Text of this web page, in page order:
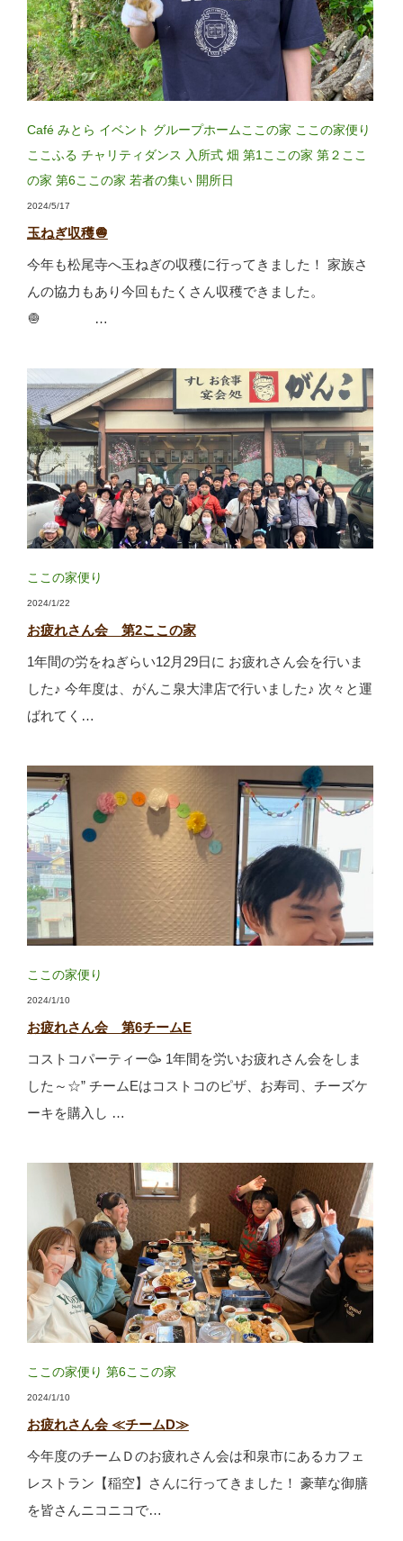
Café みとら イベント グループホームここの家 ここの家便り
ここふる チャリティダンス 入所式 畑 第1ここの家 第２ここ
の家 第6ここの家 若者の集い 開所日
2024/5/17
玉ねぎ収穫🧅
今年も松尾寺へ玉ねぎの収穫に行ってきました！ 家族さ
んの協力もあり今回もたくさん収穫できました。
🧅 …
ここの家便り
2024/1/22
お疲れさん会 第2ここの家
1年間の労をねぎらい12月29日に お疲れさん会を行いま
した♪ 今年度は、がんこ泉大津店で行いました♪ 次々と運
ばれてく…
ここの家便り
2024/1/10
お疲れさん会 第6チームE
コストコパーティー🥳 1年間を労いお疲れさん会をしま
した～☆” チームEはコストコのピザ、お寿司、チーズケ
ーキを購入し …
ここの家便り 第6ここの家
2024/1/10
お疲れさん会 ≪チームD≫
今年度のチームＤのお疲れさん会は和泉市にあるカフェ
レストラン【稲空】さんに行ってきました！ 豪華な御膳
を皆さんニコニコで…